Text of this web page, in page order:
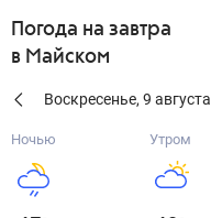
Погода на завтра
в Майском
Воскресенье, 9 августа
Ночью Утром